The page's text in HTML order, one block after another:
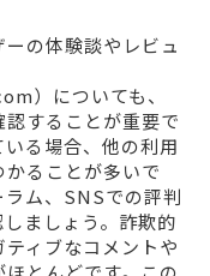
の体験談やレビュ
）についても、
することが重要で
る場合、他の利用
ることが多いで
ム、SNSでの評判
ましょう。詐欺的
ィブなコメントや